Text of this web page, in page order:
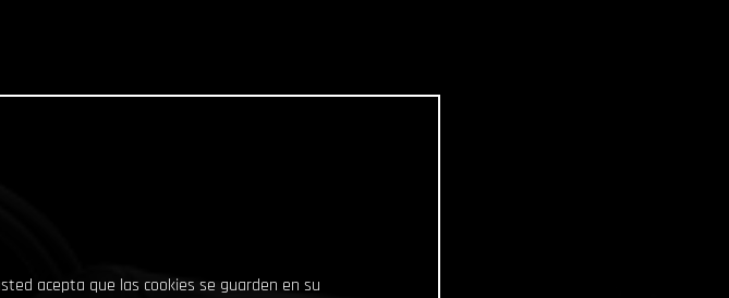
acepta que las cookies se guarden en su